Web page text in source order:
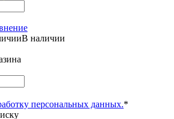
В наличии
персональных данных.*